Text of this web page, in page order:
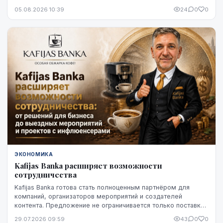
данный момент - до начала августа.
05.08.2026 10:39 24 0 0
ЭКОНОМИКА
Kafijas Banka расширяет возможности
сотрудничества
Kafijas Banka готова стать полноценным партнёром для
компаний, организаторов мероприятий и создателей
контента. Предложение не ограничивается только поставкой
29.07.2026 09:59 43 0 0